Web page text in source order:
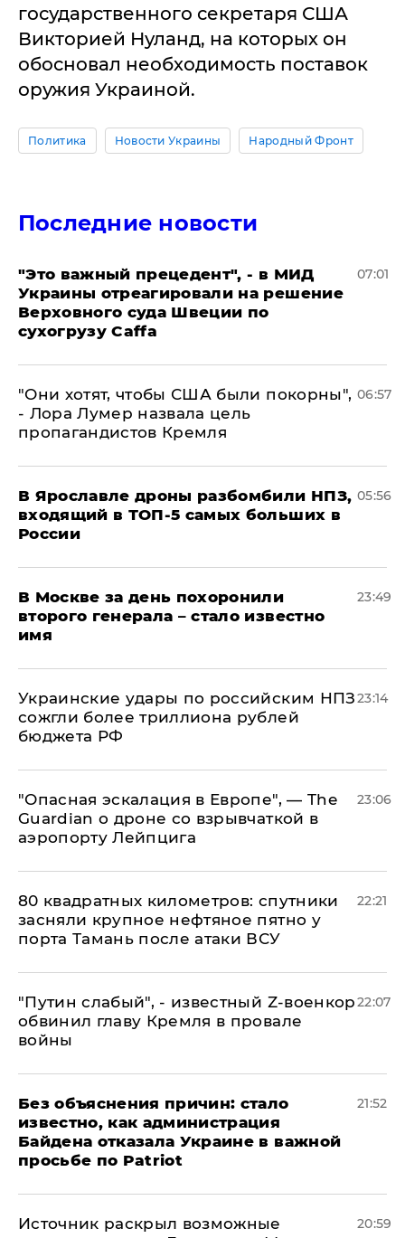
государственного секретаря США
Викторией Нуланд, на которых он
обосновал необходимость поставок
оружия Украиной.
Политика Новости Украины Народный Фронт
Последние новости
"Это важный прецедент", - в МИД
Украины отреагировали на решение
Верховного суда Швеции по
сухогрузу Caffa
07:01
"Они хотят, чтобы США были покорны",
- Лора Лумер назвала цель
пропагандистов Кремля
06:57
В Ярославле дроны разбомбили НПЗ,
входящий в ТОП-5 самых больших в
России
05:56
В Москве за день похоронили
второго генерала – стало известно
имя
23:49
Украинские удары по российским НПЗ
сожгли более триллиона рублей
бюджета РФ
23:14
"Опасная эскалация в Европе", — The
Guardian о дроне со взрывчаткой в
аэропорту Лейпцига
23:06
80 квадратных километров: спутники
засняли крупное нефтяное пятно у
порта Тамань после атаки ВСУ
22:21
​"Путин слабый", - известный Z-военкор
обвинил главу Кремля в провале
войны
22:07
Без объяснения причин: стало
известно, как администрация
Байдена отказала Украине в важной
просьбе по Patriot
21:52
​Источник раскрыл возможные
20:59